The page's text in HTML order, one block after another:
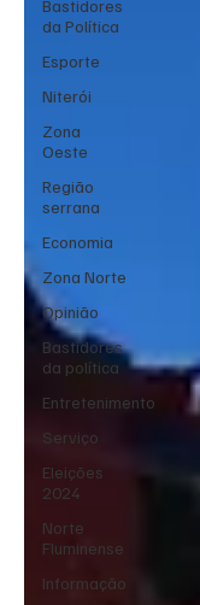
Bastidores
da Política
Esporte
Niterói
Zona
Oeste
Região
serrana
Economia
Zona Norte
Opinião
Bastidores
da política
Entretenimento
Serviço
Eleições
2024
Norte
Fluminense
Informação